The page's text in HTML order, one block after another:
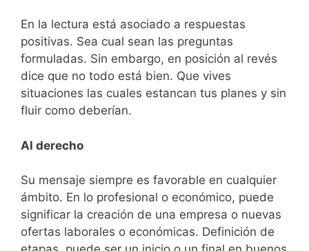
En la lectura está asociado a respuestas
positivas. Sea cual sean las preguntas
formuladas. Sin embargo, en posición al revés
dice que no todo está bien. Que vives
situaciones las cuales estancan tus planes y sin
fluir como deberían.
Al derecho
Su mensaje siempre es favorable en cualquier
ámbito. En lo profesional o económico, puede
significar la creación de una empresa o nuevas
ofertas laborales o económicas. Definición de